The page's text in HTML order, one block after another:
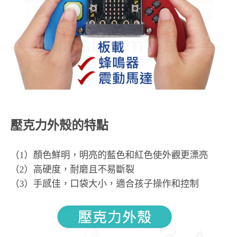
壓克力外殼的特點
（1）顏色鮮明，明亮的藍色和紅色使外觀更漂亮
（2）高硬度，耐磨且不易斷裂
（3）手感佳，口袋大小，適合孩子操作和控制